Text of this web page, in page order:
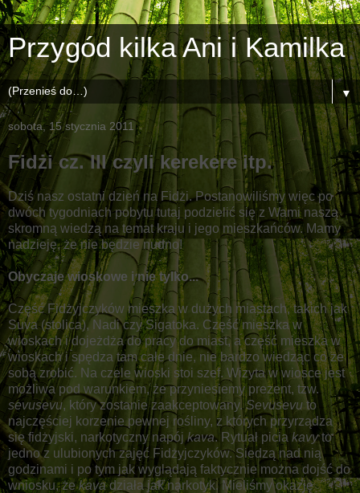
Przygód kilka Ani i Kamilka
▼
sobota, 15 stycznia 2011
Fidżi cz. III czyli kerekere itp.
Dziś nasz ostatni dzień na Fidżi. Postanowiliśmy więc po
dwóch tygodniach pobytu tutaj podzielić się z Wami naszą
skromną wiedzą na temat kraju i jego mieszkańców. Mamy
nadzieję, że nie będzie nudno!
Obyczaje wioskowe i nie tylko...
Część Fidżyjczyków mieszka w dużych miastach, takich jak
Suva (stolica), Nadi czy Sigatoka. Część mieszka w
wioskach i dojeżdża do pracy do miast, a część mieszka w
wioskach i spędza tam całe dnie, nie bardzo wiedząc co ze
sobą zrobić. Na czele wioski stoi szef. Wizyta w wiosce jest
możliwa pod warunkiem, że przyniesiemy prezent, tzw.
sevusevu, który zostanie zaakceptowany.Sevusevu to
najczęściej korzenie pewnej rośliny, z których przyrządza
się fidżyjski, narkotyczny napójkava. Rytuał picia kavyto
jedno z ulubionych zajęć Fidżyjczyków. Siedzą nad nią
godzinami i po tym jak wyglądają faktycznie można dojść do
wniosku, żekavadziała jak narkotyk. Mieliśmy okazję